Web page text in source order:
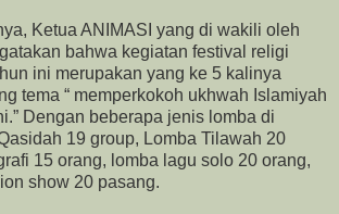
Ketua ANIMASI yang di wakili oleh
bahwa kegiatan festival religi
ini merupakan yang ke 5 kalinya
tema “ memperkokoh ukhwah Islamiyah
Dengan beberapa jenis lomba di
19 group, Lomba Tilawah 20
15 orang, lomba lagu solo 20 orang,
show 20 pasang.